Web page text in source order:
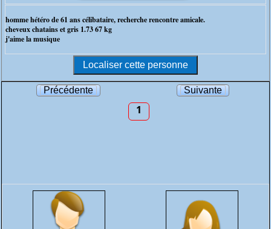
homme hétéro de 61 ans célibataire, recherche rencontre amicale.
cheveux chatains et gris 1.73 67 kg
j'aime la musique
Précédente Suivante
1